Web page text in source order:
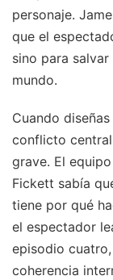
personaje.
que el
sino para
mundo.
Cuando
conflicto
grave. El
Fickett sabía
tiene por qué
el espectador
episodio
coherencia